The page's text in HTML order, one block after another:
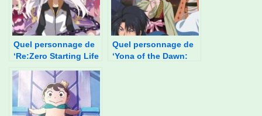
Quel personnage de
‘Re:Zero Starting Life
tu ?
Quel personnage de
‘Yona of the Dawn: